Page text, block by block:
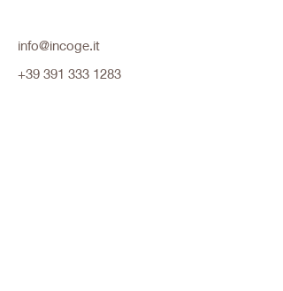
info@incoge.it
+39 391 333 1283